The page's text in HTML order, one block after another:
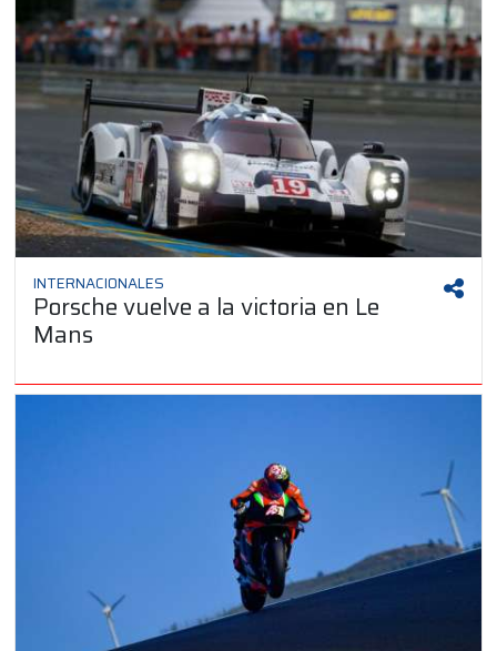
INTERNACIONALES
Porsche vuelve a la victoria en Le
Mans